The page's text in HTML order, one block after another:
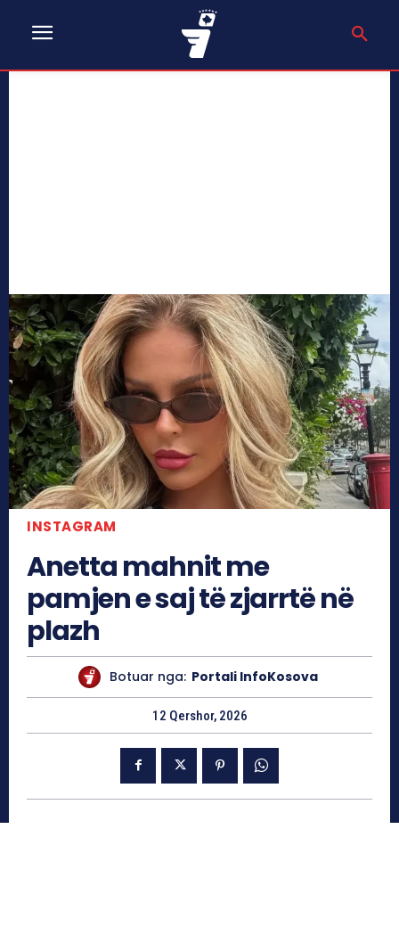
INSTAGRAM
Anetta mahnit me
pamjen e saj të zjarrtë në
plazh
Botuar nga: Portali InfoKosova
12 Qershor, 2026